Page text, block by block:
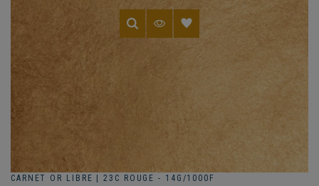
CARNET OR LIBRE | 23C ROUGE - 14G/1000F